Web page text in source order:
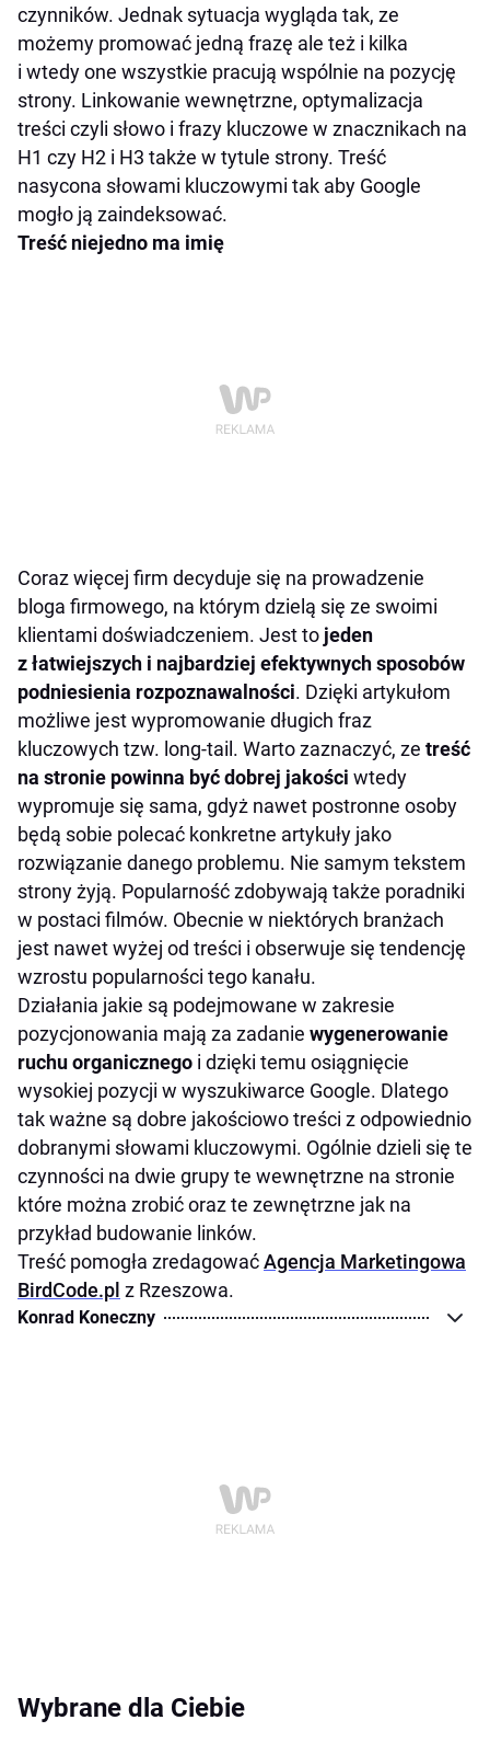
czynników. Jednak sytuacja wygląda tak, ze
możemy promować jedną frazę ale też i kilka
i wtedy one wszystkie pracują wspólnie na pozycję
strony. Linkowanie wewnętrzne, optymalizacja
treści czyli słowo i frazy kluczowe w znacznikach na
H1 czy H2 i H3 także w tytule strony. Treść
nasycona słowami kluczowymi tak aby Google
mogło ją zaindeksować.
Treść niejedno ma imię
Coraz więcej firm decyduje się na prowadzenie
bloga firmowego, na którym dzielą się ze swoimi
klientami doświadczeniem. Jest to jeden
z łatwiejszych i najbardziej efektywnych sposobów
podniesienia rozpoznawalności. Dzięki artykułom
możliwe jest wypromowanie długich fraz
kluczowych tzw. long-tail. Warto zaznaczyć, ze treść
na stronie powinna być dobrej jakości wtedy
wypromuje się sama, gdyż nawet postronne osoby
będą sobie polecać konkretne artykuły jako
rozwiązanie danego problemu. Nie samym tekstem
strony żyją. Popularność zdobywają także poradniki
w postaci filmów. Obecnie w niektórych branżach
jest nawet wyżej od treści i obserwuje się tendencję
wzrostu popularności tego kanału.
Działania jakie są podejmowane w zakresie
pozycjonowania mają za zadanie wygenerowanie
ruchu organicznego i dzięki temu osiągnięcie
wysokiej pozycji w wyszukiwarce Google. Dlatego
tak ważne są dobre jakościowo treści z odpowiednio
dobranymi słowami kluczowymi. Ogólnie dzieli się te
czynności na dwie grupy te wewnętrzne na stronie
które można zrobić oraz te zewnętrzne jak na
przykład budowanie linków.
Treść pomogła zredagowaćAgencja Marketingowa
BirdCode.pl z Rzeszowa.
Konrad Koneczny
Wybrane dla Ciebie